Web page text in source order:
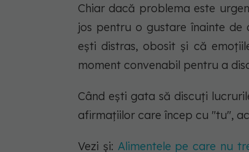
Chiar dacă problema este
jos pentru o gustare înainte
ești distras, obosit și că
moment convenabil pentru a
Când ești gata să discuți
afirmațiilor care încep cu "tu",
Vezi și: Alimentele pe care nu